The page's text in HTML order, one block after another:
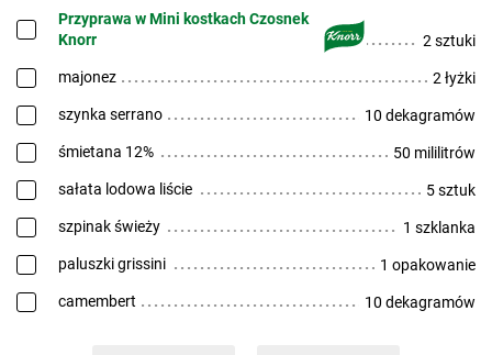
Przyprawa w Mini kostkach Czosnek
Knorr
2 sztuki
majonez 2 łyżki
szynka serrano 10 dekagramów
śmietana 12% 50 mililitrów
sałata lodowa liście 5 sztuk
szpinak świeży 1 szklanka
paluszki grissini 1 opakowanie
camembert 10 dekagramów